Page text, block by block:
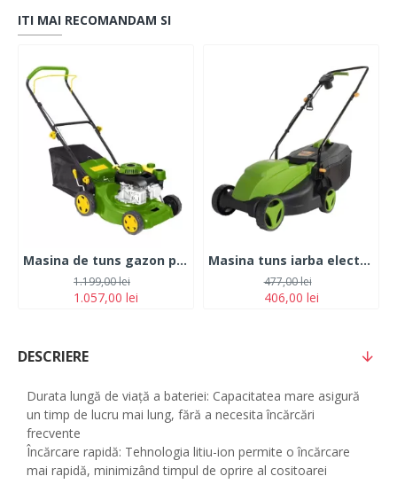
ITI MAI RECOMANDAM SI
Masina de tuns gazon pe benzina 2.2 CP, PartnerPro LM-1
1.057,00 lei
1.199,00 lei
Masina tuns iarba electrica Procraft NM1600, 1000W, 3450RPM, latime taiere 320mm, cos 25L
406,00 lei
477,00 lei
DESCRIERE
Durata lungă de viață a bateriei: Capacitatea mare asigură
un timp de lucru mai lung, fără a necesita încărcări
frecvente
Încărcare rapidă: Tehnologia litiu-ion permite o încărcare
mai rapidă, minimizând timpul de oprire al cositoarei